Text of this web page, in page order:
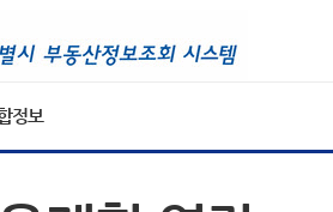
정보